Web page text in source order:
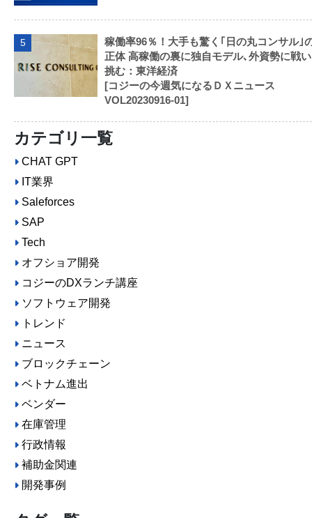
5
稼働率96％！大手も驚く｢日の丸コンサル｣
正体 高稼働の裏に独自モデル､外資勢に戦い
挑む：東洋経済
[コジーの今週気になるＤＸニュース
VOL20230916-01]
カテゴリ一覧
CHAT GPT
IT業界
Saleforces
SAP
Tech
オフショア開発
コジーのDXランチ講座
ソフトウェア開発
トレンド
ニュース
ブロックチェーン
ベトナム進出
ベンダー
在庫管理
行政情報
補助金関連
開発事例